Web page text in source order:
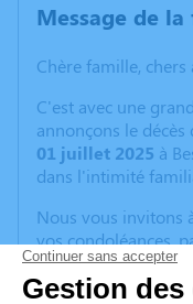
Message de
Chère famille, chers
C'est avec une
annonçons le décès
01 juillet 2025 à
dans l'intimité
Nous vous invitons
vos condoléances,
anecdote ou
poèmes ou des